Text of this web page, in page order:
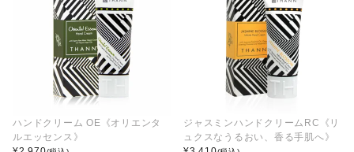
ハンドクリーム OE《オリエンタ
ルエッセンス》
ジャスミンハンドクリームRC《リ
ュクスなうるおい、香る手肌へ》